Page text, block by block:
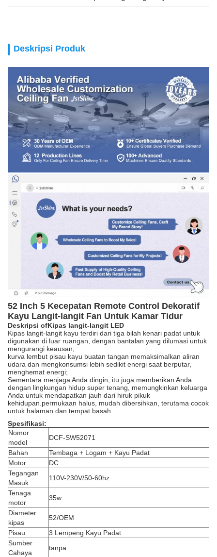
Deskripsi Produk
52 Inch 5 Kecepatan Remote Control Dekoratif
Kayu Langit-langit Fan Untuk Kamar Tidur
Deskripsi ofKipas langit-langit LED
Kipas langit-langit kayu terdiri dari tiga bilah kenari padat untuk
digunakan di luar ruangan, dengan bantalan yang dilumasi untuk
mengurangi keausan;
kurva lembut pisau kayu buatan tangan memaksimalkan aliran
udara dan mengkonsumsi lebih sedikit energi saat berputar,
menghemat energi;
Sementara menjaga Anda dingin, itu juga memberikan Anda
dengan lingkungan hidup super tenang, memungkinkan keluarga
Anda untuk mendapatkan jauh dari hiruk pikuk
kehidupan.permukaan halus, mudah dibersihkan, terutama cocok
untuk halaman dan tempat basah.
Spesifikasi:
Nomor
model
DCF-SW52071
Bahan
Tembaga + Logam + Kayu Padat
Motor
DC
Tegangan
Masuk
110V-230V/50-60hz
Tenaga
motor
35w
Diameter
kipas
52/OEM
Pisau
3 Lempeng Kayu Padat
Sumber
Cahaya
tanpa